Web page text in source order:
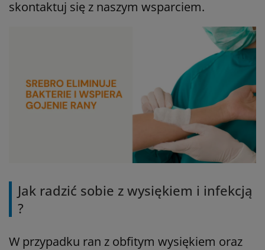
skontaktuj się z naszym wsparciem.
Jak radzić sobie z wysiękiem i infekcją
?
W przypadku ran z obfitym wysiękiem oraz